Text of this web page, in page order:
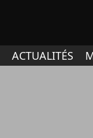
ACTUALITÉS